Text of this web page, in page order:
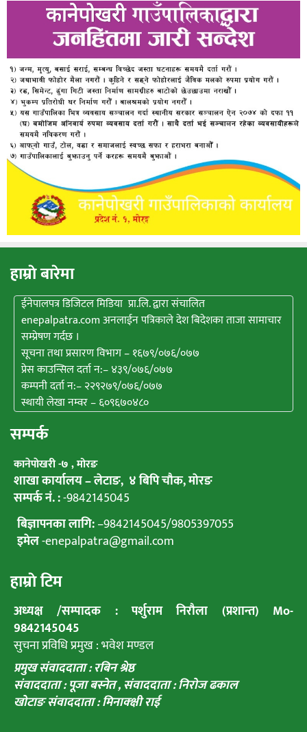
हाम्राे बारेमा
ईनेपालपत्र डिजिटल मिडिया प्रा.लि. द्वारा संचालित
enepalpatra.com अनलाईन पत्रिकाले देश बिदेशका ताजा सामाचार
सम्प्रेषण गर्दछ ।
सूचना तथा प्रसारण विभाग – १६७९/०७६/०७७
प्रेस काउन्सिल दर्ता न:– ४३९/०७६/०७७
कम्पनी दर्ता न:– २२९२७९/०७६/०७७
स्थायी लेखा नम्वर – ६०९६७०४८०
सम्पर्क
कानेपाेखरी -७ , मोरङ
शाखा कार्यालय – लेटाङ, ४ बिपि चाैक, माेरङ
सम्पर्क नं. :-9842145045
बिज्ञापनका लागि:–9842145045/9805397055
इमेल-enepalpatra@gmail.com
हाम्राे टिम
अध्यक्ष /सम्पादक : पर्शुराम निराैला (प्रशान्त) Mo-
9842145045
सुचना प्रविधि प्रमुख : भवेश मण्डल
प्रमुख संवाददाता : रबिन श्रेष्ठ
संवाददाता : पूजा बस्नेत ,संवाददाता : निराेज ढकाल
खाेटाङ संवाददाता : मिनाक्क्षी राई